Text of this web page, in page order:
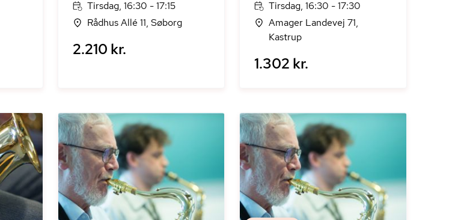
Tirsdag, 16:30 - 17:15
Rådhus Allé 11, Søborg
2.210 kr.
Tirsdag, 16:30 - 17:30
Amager Landevej 71,
Kastrup
1.302 kr.